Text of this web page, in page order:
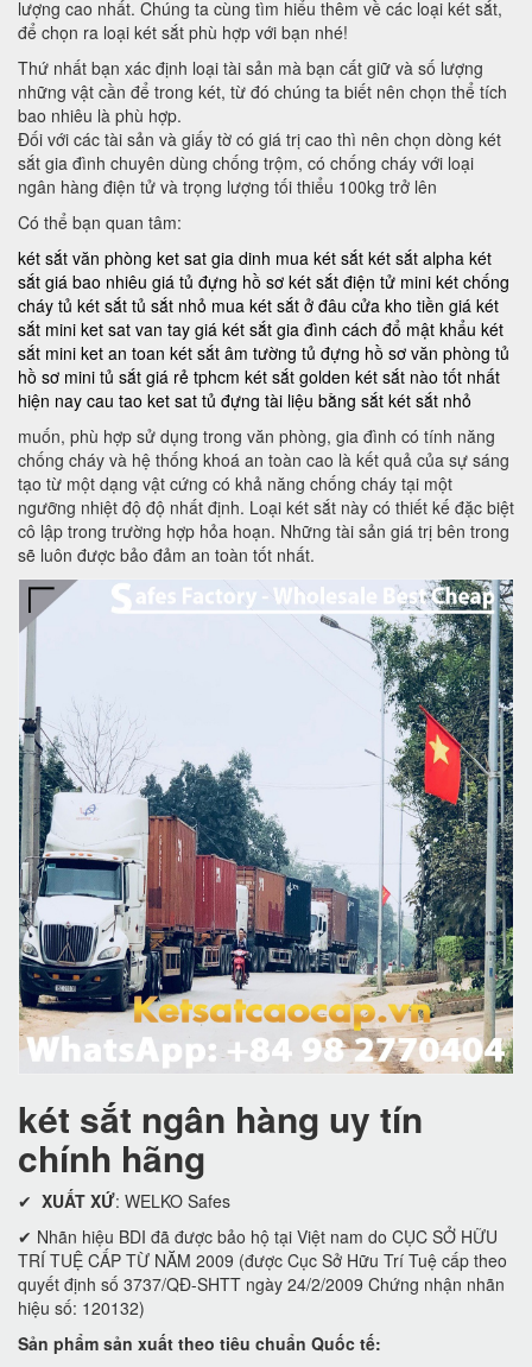
lượng cao nhất. Chúng ta cùng tìm hiểu thêm về các loại két sắt,
để chọn ra loại két sắt phù hợp với bạn nhé!
Thứ nhất bạn xác định loại tài sản mà bạn cất giữ và số lượng
những vật cần để trong két, từ đó chúng ta biết nên chọn thể tích
bao nhiêu là phù hợp.
Đối với các tài sản và giấy tờ có giá trị cao thì nên chọn dòng két
sắt gia đình chuyên dùng chống trộm, có chống cháy với loại
ngân hàng điện tử và trọng lượng tối thiểu 100kg trở lên
Có thể bạn quan tâm:
két sắt văn phòng ket sat gia dinh mua két sắt két sắt alpha két
sắt giá bao nhiêu giá tủ đựng hồ sơ két sắt điện tử mini két chống
cháy tủ két sắt tủ sắt nhỏ mua két sắt ở đâu cửa kho tiền giá két
sắt mini ket sat van tay giá két sắt gia đình cách đổ mật khẩu két
sắt mini ket an toan két sắt âm tường tủ đựng hồ sơ văn phòng tủ
hồ sơ mini tủ sắt giá rẻ tphcm két sắt golden két sắt nào tốt nhất
hiện nay cau tao ket sat tủ đựng tài liệu bằng sắt két sắt nhỏ
muốn, phù hợp sử dụng trong văn phòng, gia đình có tính năng
chống cháy và hệ thống khoá an toàn cao là kết quả của sự sáng
tạo từ một dạng vật cứng có khả năng chống cháy tại một
ngưỡng nhiệt độ độ nhất định. Loại két sắt này có thiết kế đặc biệt
cô lập trong trường hợp hỏa hoạn. Những tài sản giá trị bên trong
sẽ luôn được bảo đảm an toàn tốt nhất.
két sắt ngân hàng uy tín
chính hãng
✔ XUẤT XỨ: WELKO Safes
✔ Nhãn hiệu BDI đã được bảo hộ tại Việt nam do CỤC SỞ HỮU
TRÍ TUỆ CẤP TỪ NĂM 2009 (được Cục Sở Hữu Trí Tuệ cấp theo
quyết định số 3737/QĐ-SHTT ngày 24/2/2009 Chứng nhận nhãn
hiệu số: 120132)
Sản phẩm sản xuất theo tiêu chuẩn Quốc tế: